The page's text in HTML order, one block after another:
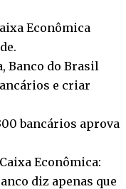
Econômica
Banco do Brasil
e criar
bancários aprova
Econômica:
diz apenas que